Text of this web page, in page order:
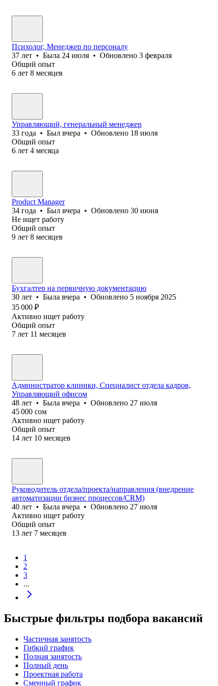
Психолог, Менеджер по персоналу
37 лет • Была 24 июля • Обновлено 3 февраля
Общий опыт
6 лет 8 месяцев
Управляющий, генеральный менеджер
33 года • Был вчера • Обновлено 18 июля
Общий опыт
6 лет 4 месяца
Product Manager
34 года • Был вчера • Обновлено 30 июня
Не ищет работу
Общий опыт
9 лет 8 месяцев
Бухгалтер на первичную документацию
30 лет • Была вчера • Обновлено 5 ноября 2025
35 000 ₽
Активно ищет работу
Общий опыт
7 лет 11 месяцев
Администратор клиники, Специалист отдела кадров,
Управляющий офисом
48 лет • Была вчера • Обновлено 27 июля
45 000 сом
Активно ищет работу
Общий опыт
14 лет 10 месяцев
Руководитель отдела/проекта/направления (внедрение
автоматизации бизнес процессов/CRM)
40 лет • Была вчера • Обновлено 27 июля
Активно ищет работу
Общий опыт
13 лет 7 месяцев
1
2
3
...
Быстрые фильтры подбора вакансий
Частичная занятость
Гибкий график
Полная занятость
Полный день
Проектная работа
Сменный график